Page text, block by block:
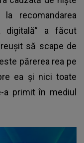
recomandarea
digitală” a făcut
să scape de
părerea rea pe
ea și nici toate
a primit în mediul